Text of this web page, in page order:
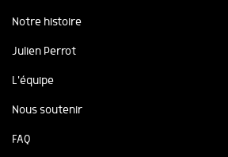
Notre histoire
Julien Perrot
L'équipe
Nous soutenir
FAQ